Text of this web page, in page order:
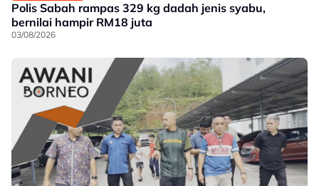
Polis Sabah rampas 329 kg dadah jenis syabu,
bernilai hampir RM18 juta
03/08/2026